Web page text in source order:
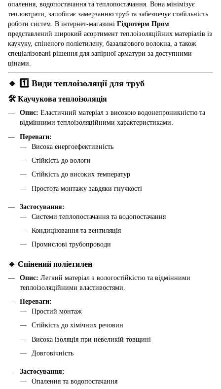
опалення, водопостачання та теплопостачання. Вона мінімізує
тепловтрати, запобігає замерзанню труб та забезпечує стабільність
роботи систем. В інтернет-магазині Гідротерм Пром
представлений широкий асортимент теплоізоляційних матеріалів із
каучуку, спіненого поліетилену, базальтового волокна, а також
спеціалізовані рішення для запірної арматури за доступними
цінами.
🔹 1️⃣ Види теплоізоляції для труб
🛠️ Каучукова теплоізоляція
Опис: Еластичний матеріал з високою водонепроникністю та
відмінними теплоізоляційними характеристиками.
Переваги:
Висока енергоефективність
Стійкість до вологи
Стійкість до високих температур
Простота монтажу завдяки гнучкості
Застосування:
Системи теплопостачання та водопостачання
Кондиціювання та вентиляція
Промислові трубопроводи
🔹 Спінений поліетилен
Опис: Легкий матеріал з вологостійкістю та відмінними
теплоізоляційними властивостями.
Переваги:
Простий монтаж
Стійкість до хімічних речовин
Висока ізоляція при невеликій товщині
Довговічність
Застосування:
Опалення та водопостачання